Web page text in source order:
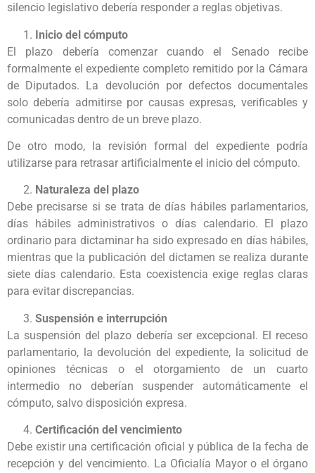
silencio legislativo debería responder a reglas objetivas.
Inicio del cómputo
El plazo debería comenzar cuando el Senado recibe
formalmente el expediente completo remitido por la Cámara
de Diputados. La devolución por defectos documentales
solo debería admitirse por causas expresas, verificables y
comunicadas dentro de un breve plazo.
De otro modo, la revisión formal del expediente podría
utilizarse para retrasar artificialmente el inicio del cómputo.
Naturaleza del plazo
Debe precisarse si se trata de días hábiles parlamentarios,
días hábiles administrativos o días calendario. El plazo
ordinario para dictaminar ha sido expresado en días hábiles,
mientras que la publicación del dictamen se realiza durante
siete días calendario. Esta coexistencia exige reglas claras
para evitar discrepancias.
Suspensión e interrupción
La suspensión del plazo debería ser excepcional. El receso
parlamentario, la devolución del expediente, la solicitud de
opiniones técnicas o el otorgamiento de un cuarto
intermedio no deberían suspender automáticamente el
cómputo, salvo disposición expresa.
Certificación del vencimiento
Debe existir una certificación oficial y pública de la fecha de
recepción y del vencimiento. La Oficialía Mayor o el órgano